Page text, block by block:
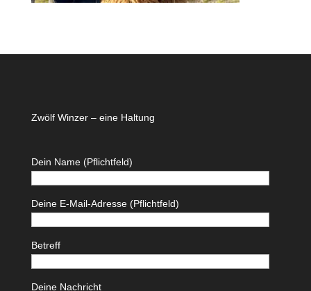
Zwölf Winzer – eine Haltung
Dein Name (Pflichtfeld)
Deine E-Mail-Adresse (Pflichtfeld)
Betreff
Deine Nachricht